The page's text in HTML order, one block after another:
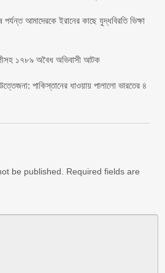
আমাদেরকে ইরানের কাছে যুদ্ধবিরতি ভিক্ষা
১৭৮৯ অবৈধ অভিবাসী আটক
পাকিস্তানের ধাওয়ায় পালালো ভারতের ৪
be published. Required fields are